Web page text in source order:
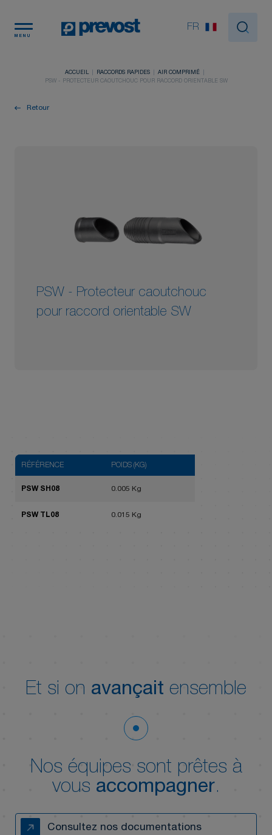
MENU
FR
ACCUEIL RACCORDS RAPIDES
AIR COMPRIMÉ
PSW - PROTECTEUR CAOUTCHOUC POUR RACCORD ORIENTABLE SW
Retour
PSW - Protecteur caoutchouc
pour raccord orientable SW
RÉFÉRENCE POIDS (KG)
PSW SH08 0.005 Kg
PSW TL08 0.015 Kg
Et si on avançait ensemble
Nos équipes sont prêtes à
vous accompagner.
Consultez nos documentations